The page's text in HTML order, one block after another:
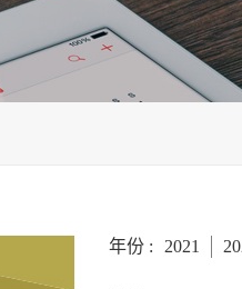
年份 : 2021